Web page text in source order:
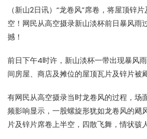
（新山2日讯）“龙卷风”席卷，将屋顶锌
空！网民从高空摄录新山淡杯前日暴风雨
撼！
前日下午4时许，新山淡杯一带出现暴风
间房屋、商店及摊位的屋顶瓦片及锌片被
有网民从高空摄录当时龙卷风的过程，场
频影响显示，一股螺旋形犹如龙卷风的飓
片及锌片席卷上半空，四散飞舞，情状骇人